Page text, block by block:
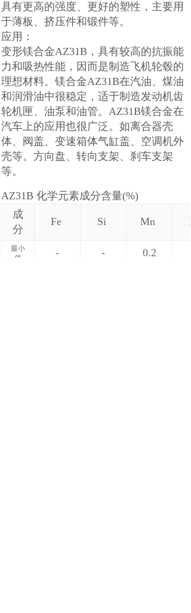
具有更高的强度、更好的塑性，主要用
于薄板、挤压件和锻件等。
应用：
变形镁合金AZ31B，具有较高的抗振能
力和吸热性能，因而是制造飞机轮毂的
理想材料。镁合金AZ31B在汽油、煤油
和润滑油中很稳定，适于制造发动机齿
轮机匣、油泵和油管。AZ31B镁合金在
汽车上的应用也很广泛。如离合器壳
体、阀盖、变速箱体气缸盖、空调机外
壳等。方向盘、转向支架、刹车支架
等。
AZ31B 化学元素成分含量(%)
成
分
Fe Si Mn
最小
值
- - 0.2